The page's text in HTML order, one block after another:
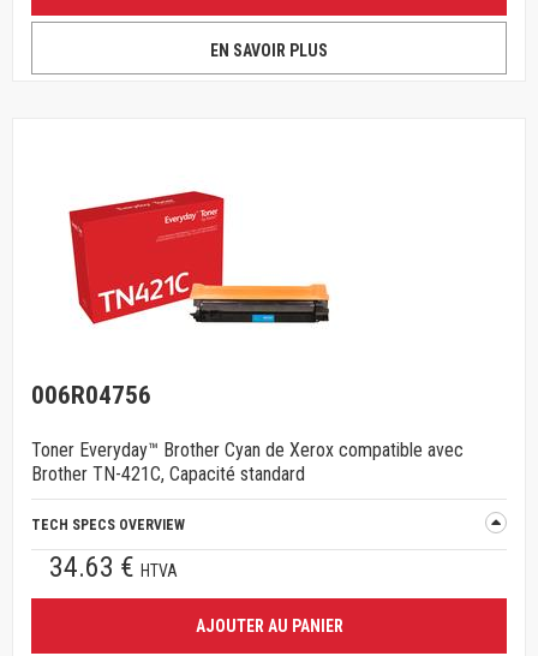
EN SAVOIR PLUS
006R04756
Toner Everyday™ Brother Cyan de Xerox compatible avec
Brother TN-421C, Capacité standard
TECH SPECS OVERVIEW
34.63 € HTVA
AJOUTER AU PANIER